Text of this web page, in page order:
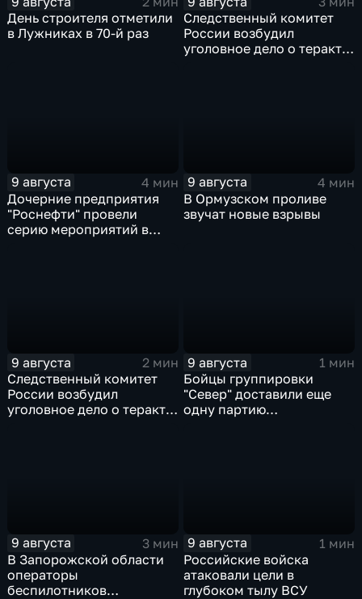
День строителя отметили
в Лужниках в 70-й раз
Следственный комитет
России возбудил
уголовное дело о теракте
9 августа
4 мин
Дочерние предприятия
"Роснефти" провели
серию мероприятий в
9 августа
4 мин
В Ормузском проливе
звучат новые взрывы
9 августа
2 мин
Следственный комитет
России возбудил
уголовное дело о теракте
9 августа
1 мин
Бойцы группировки
"Север" доставили еще
одну партию
9 августа
3 мин
В Запорожской области
операторы
беспилотников
9 августа
1 мин
Российские войска
атаковали цели в
глубоком тылу ВСУ